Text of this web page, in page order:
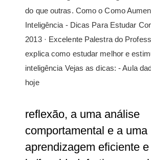
do que outras. Como o Como
Inteligência - Dicas Para Estudar
2013 · Excelente Palestra do
explica como estudar melhor e
inteligência Vejas as dicas: - Aula
hoje
reflexão, a uma análise
comportamental e a uma
aprendizagem eficiente